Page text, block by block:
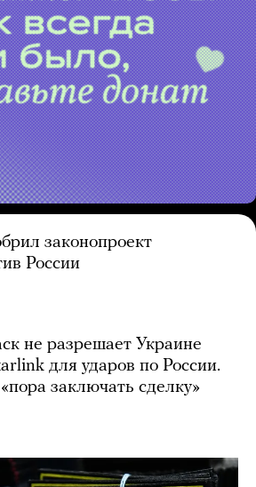
законопроект
России
не разрешает Украине
для ударов по России.
заключать сделку»